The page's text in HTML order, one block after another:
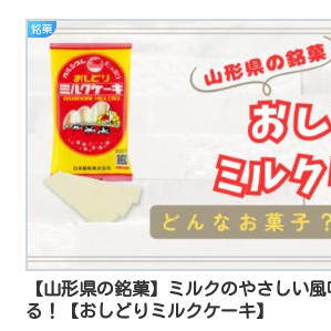
銘菓
【山形県の銘菓】ミルクのやさしい
る！【おしどりミルクケーキ】